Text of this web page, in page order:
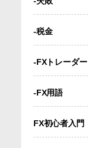
-税金
-FXトレーダー
-FX用語
FX初心者入門